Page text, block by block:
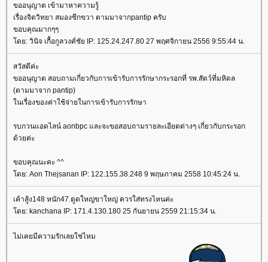
ขออนุญาต เข้ามาหาความรู้
เรื่องจิตวิทยา สมองซีกขวา ตามมาจากpantip ครับ
ขอบคุณมากๆๆ
ดย: วินิจ เกื้อกูลวงศ์ชัย IP: 125.24.247.80 27 พฤศจิกายน 2556 9:55:44 น.
สวัสดีค่ะ
ขออนุญาต สอบถามเกี่ยวกับการเข้ารับการรักษากระรอกที่ รพ.สัตว์ที่มหิดล
(ตามมาจาก pantip)
นเรื่องของค่าใช้จ่ายในการเข้ารับการรักษา
รบกวนแอดไลน์ aonbpc และจะขอสอบถามรายละเอียดต่างๆ เกี่ยวกับกระรอก
ด้วยค่ะ
ขอบคุณนะคะ ^^
ดย: Aon Thejsanan IP: 122.155.38.248 9 พฤษภาคม 2558 10:45:24 น.
เค้าสู้ง148 หนัก47.ตูดใหญ่ขาใหญ่ ควรใส่ทรงไหนค่ะ
ดย: kanchana IP: 171.4.130.180 25 กันยายน 2559 21:15:34 น.
ไม่เคยมีความรักเลยใช่ไหม